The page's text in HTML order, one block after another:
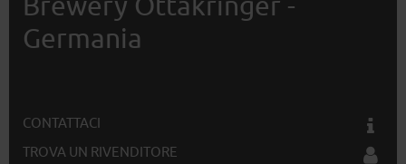
Germania
CONTATTACI
TROVA UN RIVENDITORE